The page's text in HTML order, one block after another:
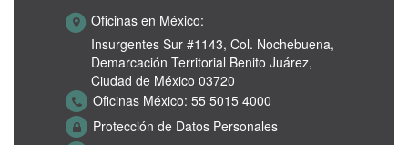
Oficinas en México:
Insurgentes Sur #1143, Col. Nochebuena,
Demarcación Territorial Benito Juárez,
Ciudad de México 03720
Oficinas México: 55 5015 4000
Protección de Datos Personales